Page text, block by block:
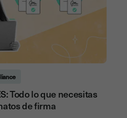
Todo lo que necesitas
de firma